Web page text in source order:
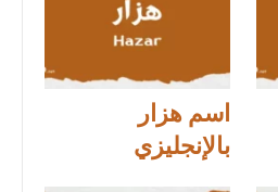
اسم هزار
بالإنجليزي